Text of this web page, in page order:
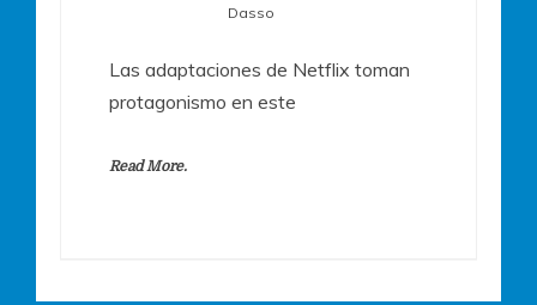
Dasso
Las adaptaciones de Netflix toman
protagonismo en este
Read More.